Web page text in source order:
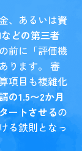
、あるいは資
どの第三者
前に「評価機
ります。 審
項目も複雑化
の1.5〜2か月
ートさせるの
る鉄則となっ